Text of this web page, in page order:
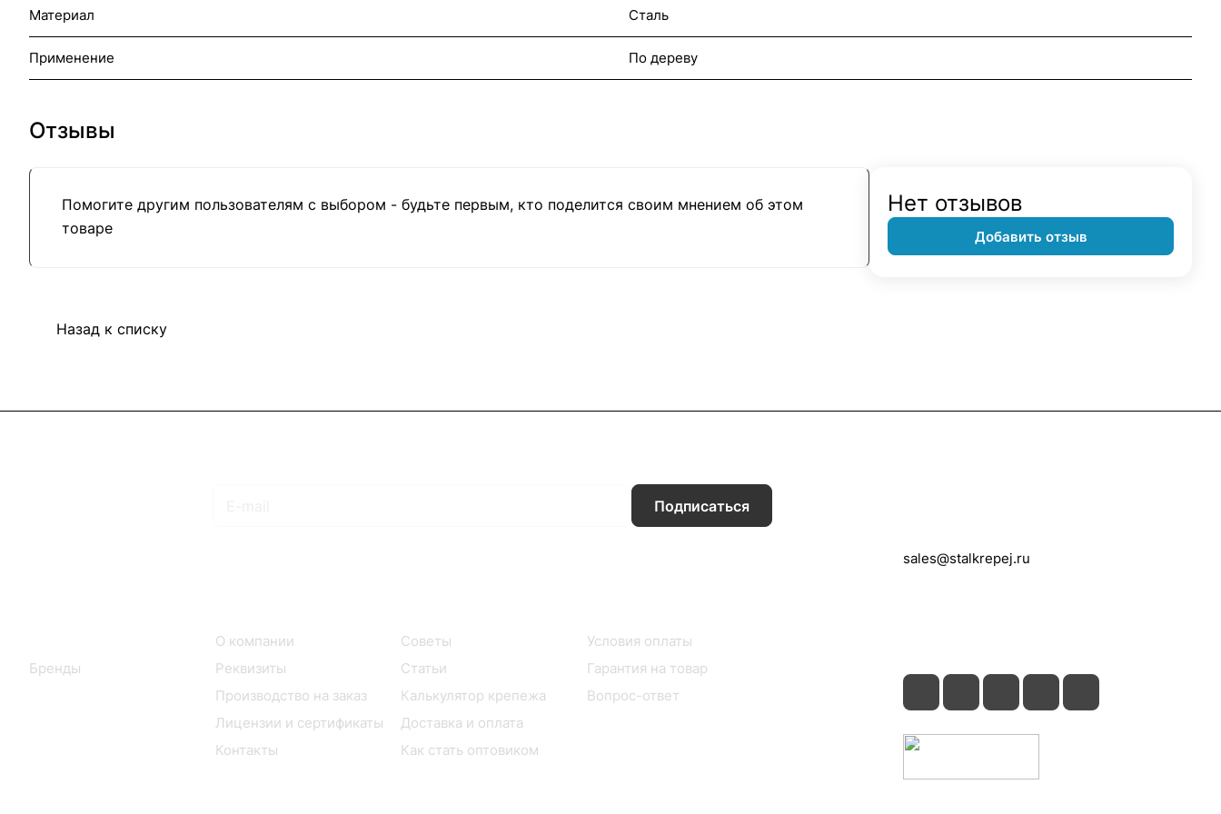
Материал Сталь
Применение По дереву
Отзывы
Помогите другим пользователям с выбором - будьте первым, кто поделится своим мнением об этом
товаре
Нет отзывов
Добавить отзыв
Назад к списку
Подписаться
Бренды
О компании
Реквизиты
Производство на заказ
Лицензии и сертификаты
Контакты
Советы
Статьи
Калькулятор крепежа
Доставка и оплата
Как стать оптовиком
Условия оплаты
Гарантия на товар
Вопрос-ответ
sales@stalkrepej.ru